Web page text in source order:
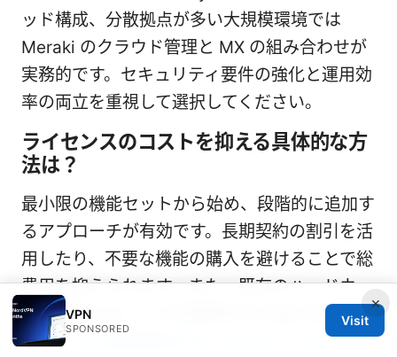
ッド構成、分散拠点が多い大規模環境では
Meraki のクラウド管理と MX の組み合わせが
実務的です。セキュリティ要件の強化と運用効
率の両立を重視して選択してください。
ライセンスのコストを抑える具体的な方
法は？
最小限の機能セットから始め、段階的に追加す
るアプローチが有効です。長期契約の割引を活
用したり、不要な機能の購入を避けることで総
費用を抑えられます。また、既存のハードウェ
アを活用することで初期費用を大幅に削減でき
ます。
Vpn接続確認方法｜ipアドレスやサーバ
×
VPN
SPONSORED
Visit